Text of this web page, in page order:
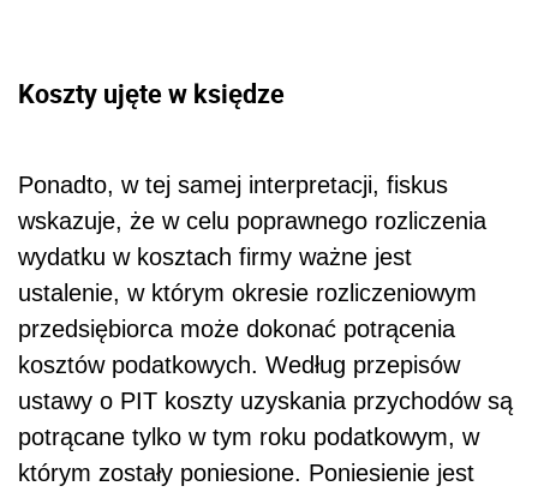
Koszty ujęte w księdze
Ponadto, w tej samej interpretacji, fiskus
wskazuje, że w celu poprawnego rozliczenia
wydatku w kosztach firmy ważne jest
ustalenie, w którym okresie rozliczeniowym
przedsiębiorca może dokonać potrącenia
kosztów podatkowych. Według przepisów
ustawy o PIT koszty uzyskania przychodów są
potrącane tylko w tym roku podatkowym, w
którym zostały poniesione. Poniesienie jest